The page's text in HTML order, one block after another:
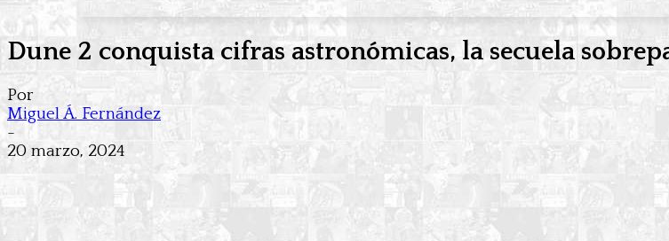
Dune 2 conquista cifras astronómicas, la secuela
Por
Miguel Á. Fernández
-
20 marzo, 2024